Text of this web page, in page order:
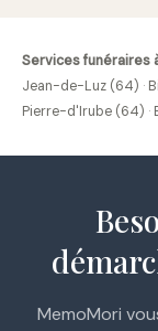
Services funéraires
Jean-de-Luz (64) ·
Pierre-d'Irube (64) ·
MemoMori